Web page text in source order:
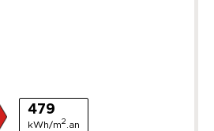
479
kWh/m2 .an